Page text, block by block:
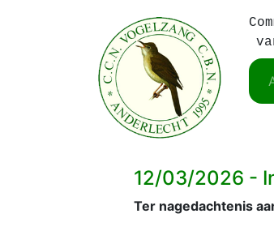
12/03/2026 -
Ter nagedachtenis